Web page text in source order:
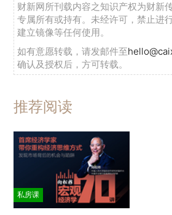
财新网所刊载内容之知识产权为财新
专属所有或持有。未经许可，禁止进
建立镜像等任何使用。
如有意愿转载，请发邮件至
确认及授权后，方可转载。
推荐阅读
私房课